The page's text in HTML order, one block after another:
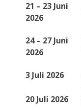
21 – 23 Juni
2026
24 – 27 Juni
2026
3 Juli 2026
20 Juli 2026